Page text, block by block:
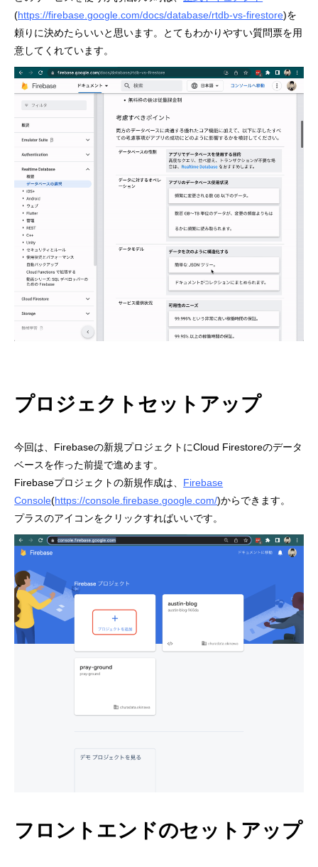
(https://firebase.google.com/docs/database/rtdb-vs-firestore)を
頼りに決めたらいいと思います。とてもわかりやすい質問票を用
意してくれています。
プロジェクトセットアップ
今回は、Firebaseの新規プロジェクトにCloud Firestoreのデータ
ベースを作った前提で進めます。
Firebaseプロジェクトの新規作成は、 Firebase
Console(https://console.firebase.google.com/)からできます。
プラスのアイコンをクリックすればいいです。
フロントエンドのセットアップ